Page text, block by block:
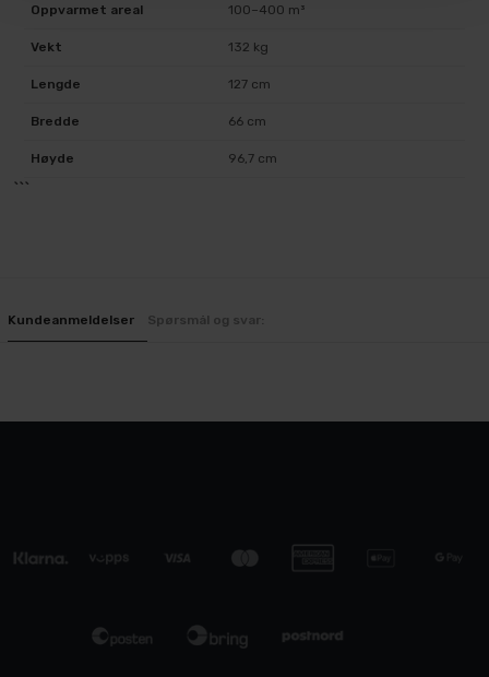
Oppvarmet areal 100–400 m³
Vekt 132 kg
Lengde 127 cm
Bredde 66 cm
Høyde 96,7 cm
```
Kundeanmeldelser Spørsmål og svar: